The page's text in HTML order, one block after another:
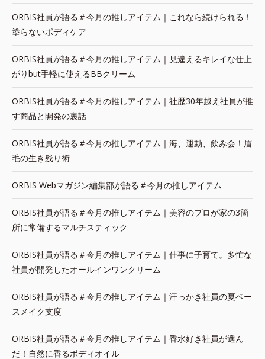
ORBIS社員が語る＃今月の推しアイテム｜これなら続けられる！
塗らないボディケア
ORBIS社員が語る＃今月の推しアイテム｜見違えるキレイな仕上
がりbut手軽に使えるBBクリーム
ORBIS社員が語る＃今月の推しアイテム｜社歴30年越え社員が推
す商品と開発の裏話
ORBIS社員が語る＃今月の推しアイテム｜海、運動、飲み会！眉
毛の生き残り術
ORBIS Webマガジン編集部が語る＃今月の推しアイテム
ORBIS社員が語る＃今月の推しアイテム｜美容のプロが家の3箇
所に常備するマルチスティック
ORBIS社員が語る＃今月の推しアイテム｜仕事に子育て。多忙な
社員が開発したオールインワンクリーム
ORBIS社員が語る＃今月の推しアイテム｜汗っかき社員の夏ベー
スメイク支度
ORBIS社員が語る＃今月の推しアイテム｜香水好き社員が選ん
だ！自然に香るボディオイル